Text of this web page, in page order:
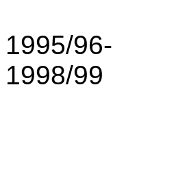
1995/96-
1998/99